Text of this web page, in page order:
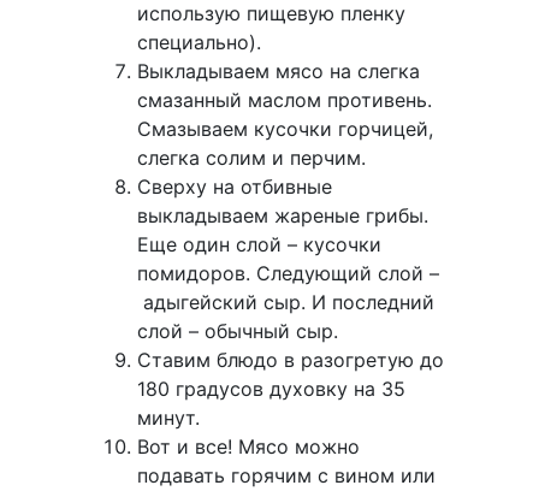
использую пищевую пленку
специально).
Выкладываем мясо на слегка
смазанный маслом противень.
Смазываем кусочки горчицей,
слегка солим и перчим.
Сверху на отбивные
выкладываем жареные грибы.
Еще один слой – кусочки
помидоров. Следующий слой –
адыгейский сыр. И последний
слой – обычный сыр.
Ставим блюдо в разогретую до
180 градусов духовку на 35
минут.
Вот и все! Мясо можно
подавать горячим с вином или